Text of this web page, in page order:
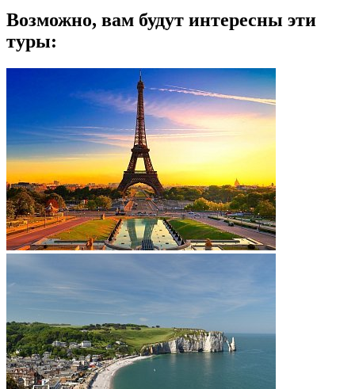
Возможно, вам будут интересны эти
туры: